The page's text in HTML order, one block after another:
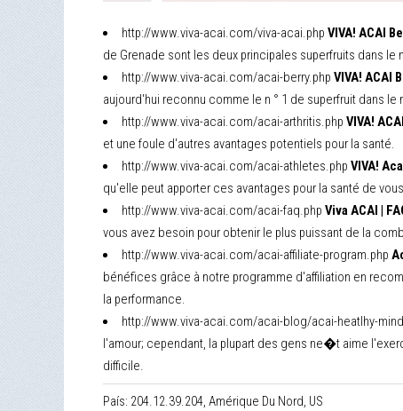
http://www.viva-acai.com/viva-acai.php VIVA! ACAI
de Grenade sont les deux principales superfruits dans
http://www.viva-acai.com/acai-berry.php VIVA! ACAI
aujourd'hui reconnu comme le n ° 1 de superfruit dans
http://www.viva-acai.com/acai-arthritis.php VIVA!
et une foule d'autres avantages potentiels pour la santé.
http://www.viva-acai.com/acai-athletes.php VIVA!
qu'elle peut apporter ces avantages pour la santé de
http://www.viva-acai.com/acai-faq.php Viva ACAI |
vous avez besoin pour obtenir le plus puissant de la
http://www.viva-acai.com/acai-affiliate-program.php
bénéfices grâce à notre programme d'affiliation en
la performance.
http://www.viva-acai.com/acai-blog/acai-heatlhy-
l'amour; cependant, la plupart des gens ne�t aime
difficile.
País: 204.12.39.204, Amérique Du Nord, US